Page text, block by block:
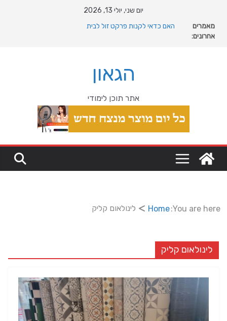
content
יום שני, יולי 13, 2026
מאמרים
אחרונים:
מה רוצה דונאלד טראמפ מגרינלנד: מהיסטוריה ויקינגית
המדריך המלא להתקנת פרקט פי וי סי במבני מסחר ומגורים
הגאון
אתר תוכן לימודי
You are here:
Home לינולאום קליק
לינולאום קליק